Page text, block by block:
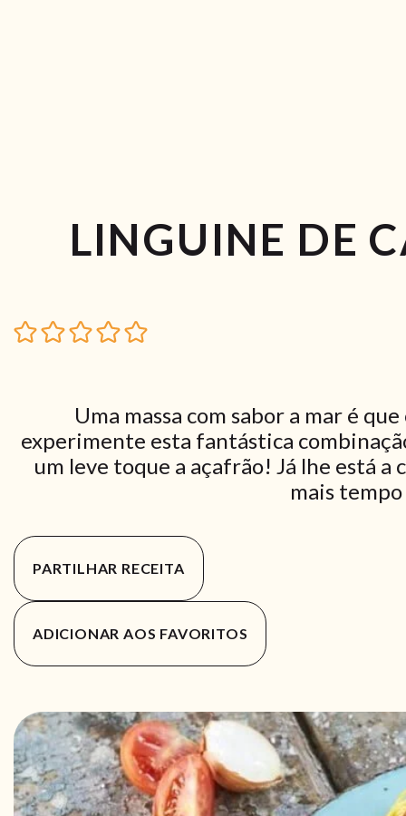
LINGUINE DE
Uma massa com sabor a mar é
experimente esta fantástica
um leve toque a açafrão! Já lhe está a
mais
PARTILHAR RECEITA
ADICIONAR AOS FAVORITOS